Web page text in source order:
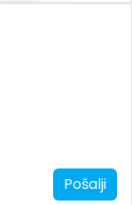
Pošalji